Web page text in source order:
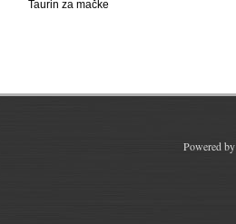
Taurin za mačke
Powered by